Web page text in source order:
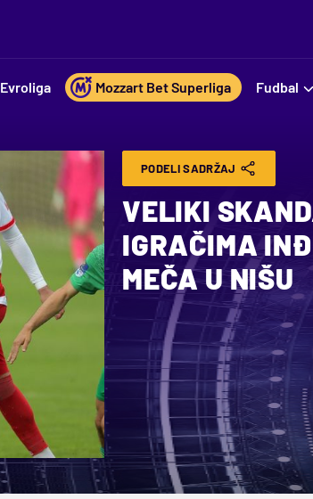
Evroliga Mozzart Bet Superliga Fudbal
PODELI SADRŽAJ
VELIKI
IGRAČIMA
MEČA U NIŠU